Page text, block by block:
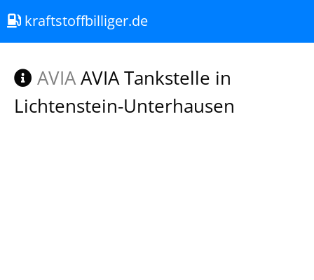
kraftstoffbilliger.de
AVIAAVIA Tankstelle in
Lichtenstein-Unterhausen